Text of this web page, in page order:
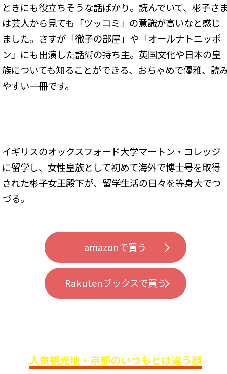
ときにも役立ちそうな話ばかり。読んでいて、彬子さ
は芸人から見ても「ツッコミ」の意識が高いなと感じ
ました。さすが「徹子の部屋」や「オールナトニッポ
ン」にも出演した話術の持ち主。英国文化や日本の皇
族についても知ることができる、おちゃめで優雅、読
やすい一冊です。
イギリスのオックスフォード大学マートン・コレッジ
に留学し、女性皇族として初めて海外で博士号を取得
された彬子女王殿下が、留学生活の日々を等身大でつ
づる。
amazonで買う
Rakutenブックスで買う
人気観光地・京都のいつもとは違う顔